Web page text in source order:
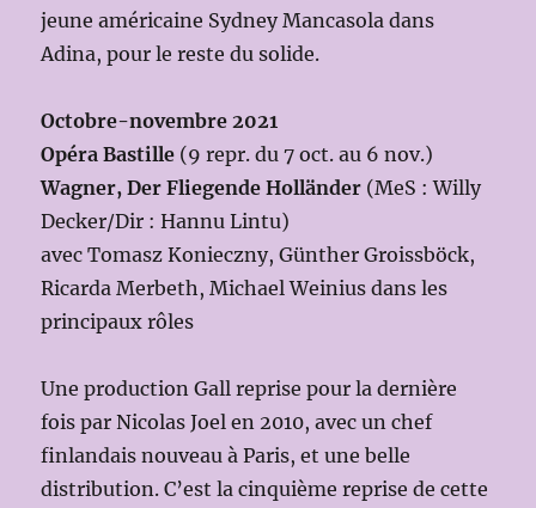
jeune américaine Sydney Mancasola dans
Adina, pour le reste du solide.
Octobre-novembre 2021
Opéra Bastille (9 repr. du 7 oct. au 6 nov.)
Wagner, Der Fliegende Holländer (MeS : Willy
Decker/Dir : Hannu Lintu)
avec Tomasz Konieczny, Günther Groissböck,
Ricarda Merbeth, Michael Weinius dans les
principaux rôles
Une production Gall reprise pour la dernière
fois par Nicolas Joel en 2010, avec un chef
finlandais nouveau à Paris, et une belle
distribution. C’est la cinquième reprise de cette